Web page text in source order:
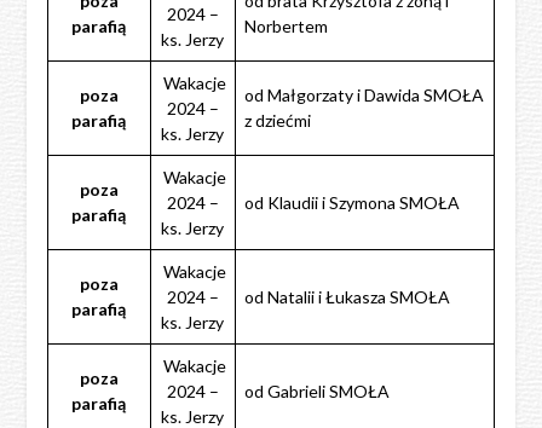
parafią
2024 –
ks. Jerzy
Norbertem
poza
parafią
Wakacje
2024 –
ks. Jerzy
od Małgorzaty i Dawida SMOŁA
z dziećmi
poza
parafią
Wakacje
2024 –
ks. Jerzy
od Klaudii i Szymona SMOŁA
poza
parafią
Wakacje
2024 –
ks. Jerzy
od Natalii i Łukasza SMOŁA
poza
parafią
Wakacje
2024 –
ks. Jerzy
od Gabrieli SMOŁA